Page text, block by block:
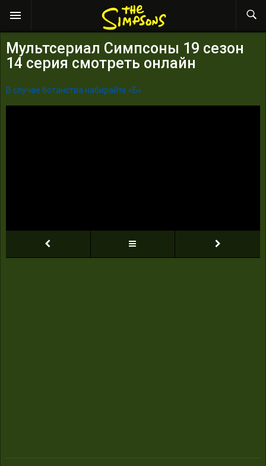
Мультсериал Симпсоны 19 сезон
14 серия смотреть онлайн
В случае ботанства набирайте «Б»